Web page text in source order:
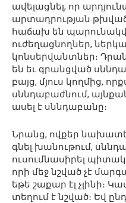
ավելացնել, որ
արտադրության
հաճախ են
ուժեղացնողներ,
կոնսերվանտներ։
են եւ գրանցված
բայց, մյուս կողմից,
սննդաբաժնում,
ասել է սննդաբանը։
Նրանց, ովքեր
գնել խանութում,
ուսումնասիրել
որի մեջ նշված չէ
եթե շաքար էլ չլինի։
տեղում է նշված։ Եվ